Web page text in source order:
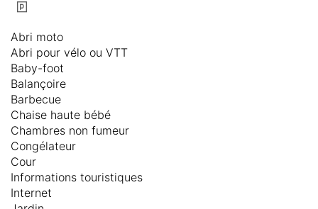
Abri moto
Abri pour vélo ou VTT
Baby-foot
Balançoire
Barbecue
Chaise haute bébé
Chambres non fumeur
Congélateur
Cour
Informations touristiques
Internet